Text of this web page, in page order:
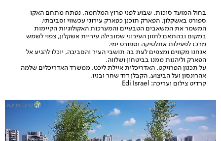
בחול המועד סוכות, שבוע לפני פרוץ המלחמה, נפתח מתחם האקו
ספורט באשקלון. הפארק תוכנן כפארק עירוני עכשווי וסביבתי,
המשמר את המשאבים הטבעיים והמערכות האקולוגיות הקיימות
במקום ובהתאם לחזון העירוני שמובילה עיריית אשקלון, צפוי לשמש
מרכז לפעילות אתלטיקה וספורט ימי.
אנחנו מקווים ומצפים לעת בה תושבי העיר והסביבה, יוכלו להגיע אל
הפארק וליהנות ממנו בביטחון ושלווה.
על תכנון הפרויקט, האדריכלית איילת ליכט, ממשרד האדריכלים שלמה
אהרונסון ועל הביצוע, הקבלן דוד שחר ובניו.
קרדיט צילום ועריכה: Edi Israel